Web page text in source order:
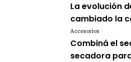
La evolución
cambiado la
Combiná el
secadora
Accesorios